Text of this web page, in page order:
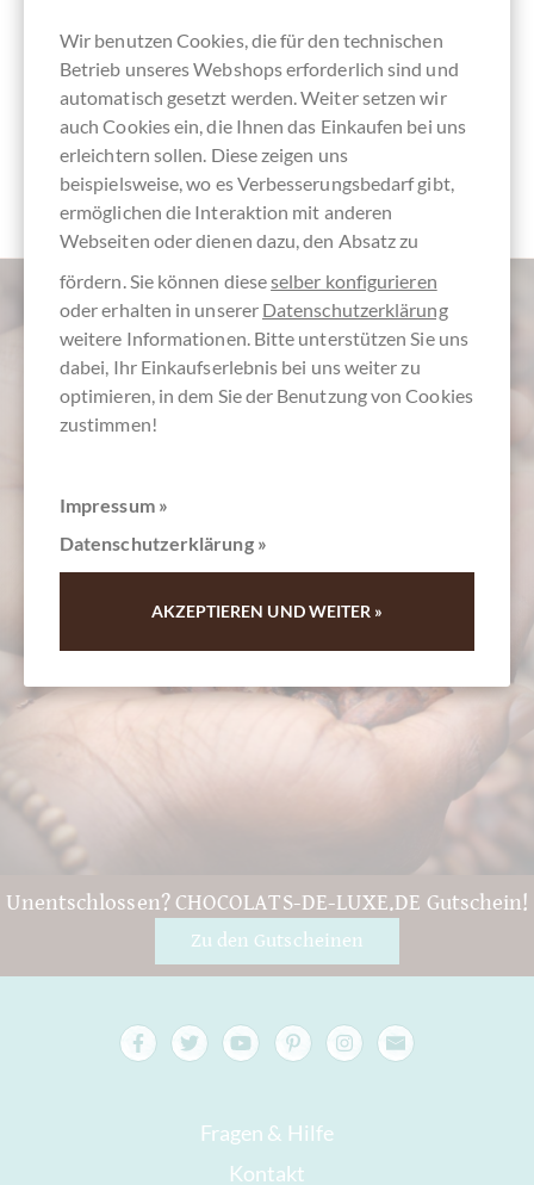
Kundenservice
0511 - 90 88 99 84
Montag - Freitag 10-18 Uhr
Unentschlossen? CHOCOLATS-DE-LUXE.DE Gutschein!
Zu den Gutscheinen
Fragen & Hilfe
Kontakt
Wir benutzen Cookies, die für den technischen
Betrieb unseres Webshops erforderlich sind und
automatisch gesetzt werden. Weiter setzen wir
auch Cookies ein, die Ihnen das Einkaufen bei uns
erleichtern sollen. Diese zeigen uns
beispielsweise, wo es Verbesserungsbedarf gibt,
ermöglichen die Interaktion mit anderen
Webseiten oder dienen dazu, den Absatz zu
fördern. Sie können dieseselber konfigurieren
oder erhalten in unserer Datenschutzerklärung
weitere Informationen. Bitte unterstützen Sie uns
dabei, Ihr Einkaufserlebnis bei uns weiter zu
optimieren, in dem Sie der Benutzung von Cookies
zustimmen!
Impressum »
Datenschutzerklärung »
AKZEPTIEREN UND WEITER »